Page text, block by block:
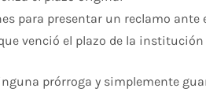
para presentar un reclamo ante
venció el plazo de la
prórroga y simplemente